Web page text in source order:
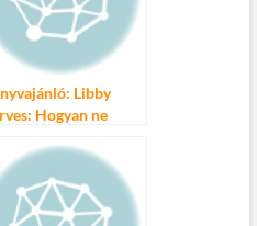
Libby
Hogyan ne